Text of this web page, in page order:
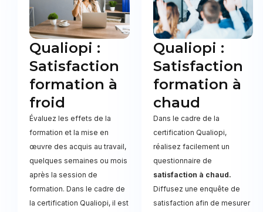
Qualiopi :
Satisfaction
formation à
froid
Évaluez les effets de la
formation et la mise en
œuvre des acquis au travail,
quelques semaines ou mois
après la session de
formation. Dans le cadre de
la certification Qualiopi, il est
Qualiopi :
Satisfaction
formation à
chaud
Dans le cadre de la
certification Qualiopi,
réalisez facilement un
questionnaire de
satisfaction à chaud.
Diffusez une enquête de
satisfaction afin de mesurer